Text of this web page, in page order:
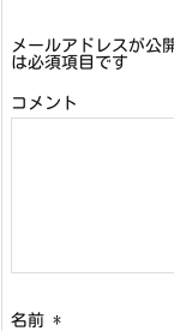
メールアドレスが公
は必須項目です
コメント
名前 *